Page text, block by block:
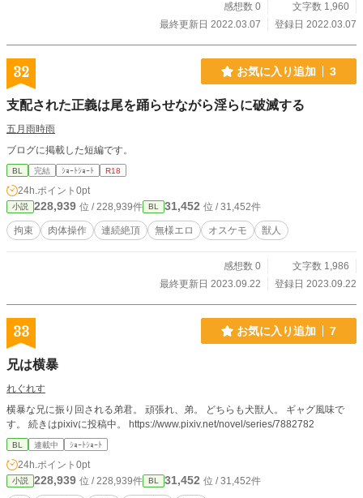
感想数 0
文字数 1,960
最終更新日 2022.03.07
登録日 2022.03.07
32 お気に入り追加 3
支配された正義は尾を踊らせながら淫らに破滅する
五月雨時雨
ブログに掲載した短編です。
BL 完結 ｼｮｰﾄｼｮｰﾄ R18
24h.ポイント 0pt
小説 228,939 位 / 228,939件 BL 31,452 位 / 31,452件
拘束 肉体操作 連続絶頂 無様エロ オスケモ 獣人
感想数 0
文字数 1,986
最終更新日 2023.09.22
登録日 2023.09.22
33 お気に入り追加 7
兄は横暴
れぐれす
横暴な兄に振り回される弟君。 頑張れ、弟。 どちらも犬獣人。 ギャグ風味で
す。 続きはpixivに投稿中。 https://www.pixiv.net/novel/series/7882782
BL 連載中 ｼｮｰﾄｼｮｰﾄ
24h.ポイント 0pt
小説 228,939 位 / 228,939件 BL 31,452 位 / 31,452件